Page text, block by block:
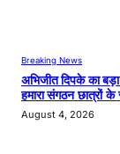
Breaking News
अभिजीत दिपके का बड़ा
हमारा संगठन छात्रों
August 4, 2026